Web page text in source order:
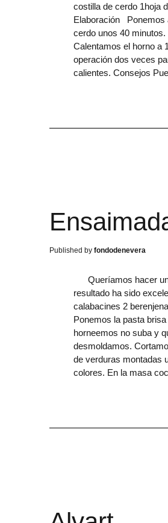
costilla de cerdo 1hoja
Elaboración Ponemos
cerdo unos 40
Calentamos el horno a
operación dos veces
calientes. Consejos
fondodenevera
Queríamos hacer
resultado ha sido
calabacines 2
Ponemos la pasta
horneemos no suba y
desmoldamos.
de verduras montadas
colores. En la masa